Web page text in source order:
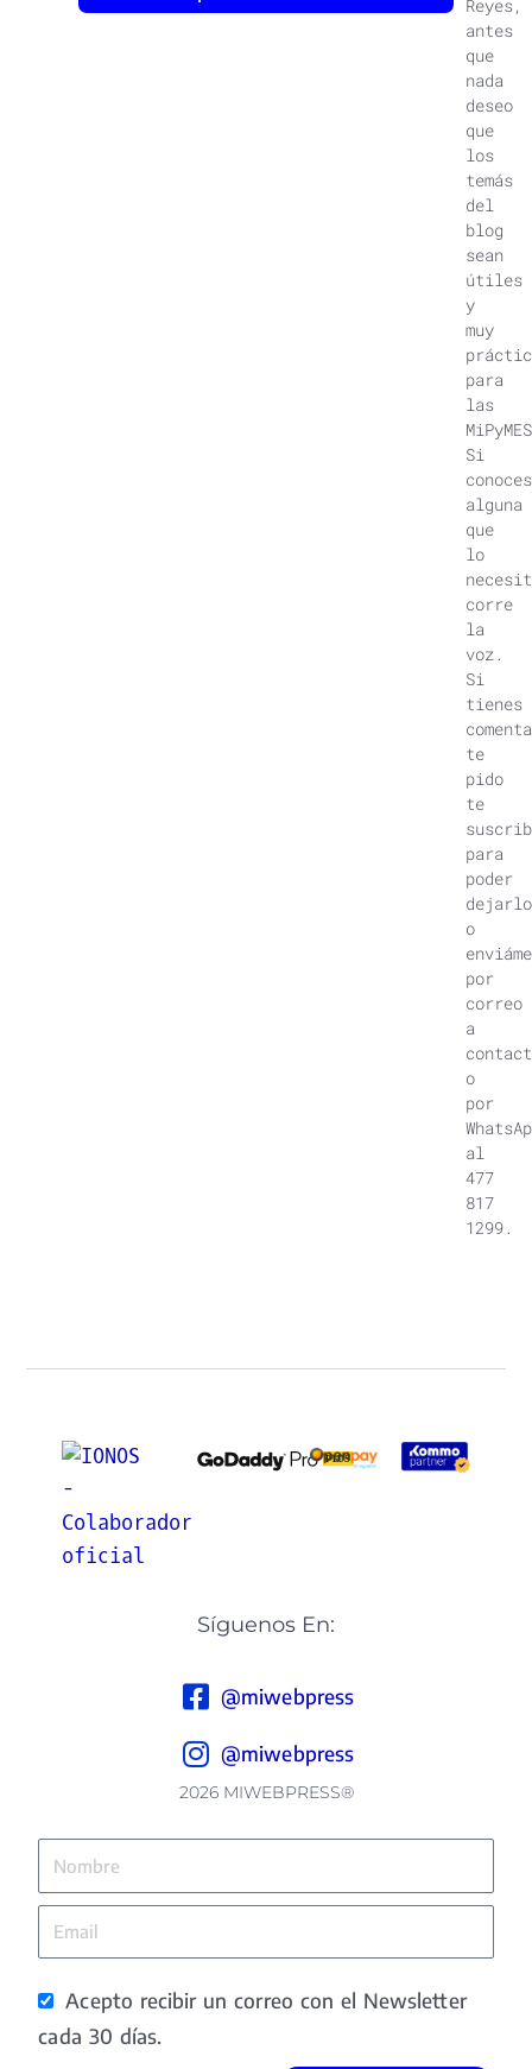
Reyes,
antes
que
nada
deseo
que
los
temás
del
blog
sean
útiles
y
muy
para
las
Si
conoces
alguna
que
lo
corre
la
voz.
Si
tienes
te
pido
te
para
poder
o
por
correo
a
o
por
al
477
817
1299.
Síguenos En:
@miwebpress
@miwebpress
2026 MIWEBPRESS®
Nombre
Email
Acepto recibir un correo con el Newsletter
cada 30 días.